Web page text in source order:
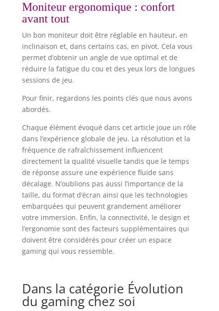
Moniteur ergonomique : confort
avant tout
Un bon moniteur doit être réglable en hauteur, en
inclinaison et, dans certains cas, en pivot. Cela vous
permet d’obtenir un angle de vue optimal et de
réduire la fatigue du cou et des yeux lors de longues
sessions de jeu.
Pour finir, regardons les points clés que nous avons
abordés.
Chaque élément évoqué dans cet article joue un rôle
dans l’expérience globale de jeu. La résolution et la
fréquence de rafraîchissement influencent
directement la qualité visuelle tandis que le temps
de réponse assure une expérience fluide sans
décalage. N’oublions pas aussi l’importance de la
taille, du format d’écran ainsi que les technologies
embarquées qui peuvent grandement améliorer
votre immersion. Enfin, la connectivité, le design et
l’ergonomie sont des facteurs supplémentaires qui
doivent être considérés pour créer un espace
gaming qui vous ressemble.
Dans la catégorie Évolution
du gaming chez soi